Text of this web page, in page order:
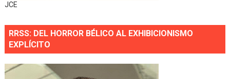
JCE
RRSS: DEL HORROR BÉLICO AL EXHIBICIONISMO
EXPLÍCITO